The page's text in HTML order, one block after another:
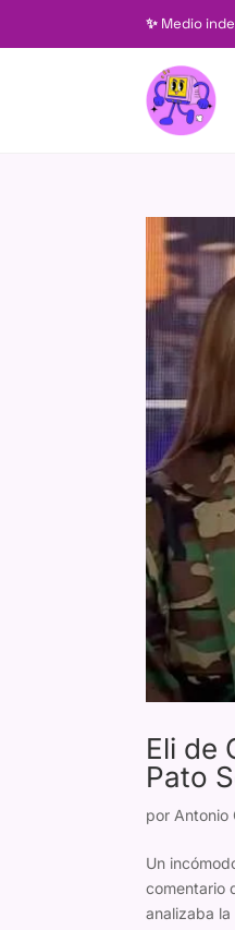
✨ Medio
Eli de
Pato
por Antonio
Un
comentario
analizaba